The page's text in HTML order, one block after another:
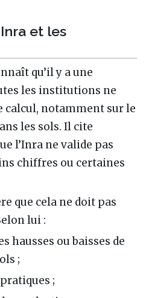
et les
qu’il y a une
les institutions ne
calcul, notamment sur le
les sols. Il cite
l’Inra ne valide pas
chiffres ou certaines
que cela ne doit pas
lui :
hausses ou baisses de
;
;